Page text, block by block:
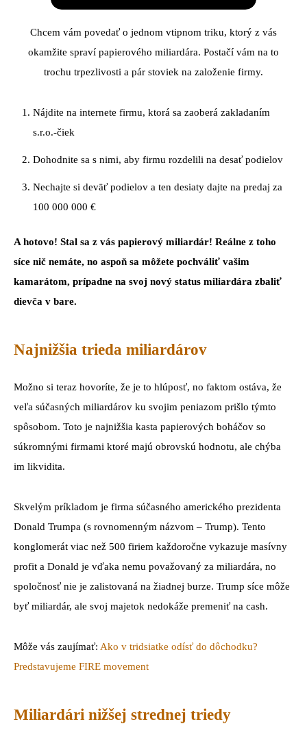
Chcem vám povedať o jednom vtipnom triku, ktorý z vás
okamžite spraví papierového miliardára. Postačí vám na to
trochu trpezlivosti a pár stoviek na založenie firmy.
Nájdite na internete firmu, ktorá sa zaoberá zakladaním
s.r.o.-čiek
Dohodnite sa s nimi, aby firmu rozdelili na desať podielov
Nechajte si deväť podielov a ten desiaty dajte na predaj za
100 000 000 €
A hotovo! Stal sa z vás papierový miliardár! Reálne z toho
síce nič nemáte, no aspoň sa môžete pochváliť vašim
kamarátom, prípadne na svoj nový status miliardára zbaliť
dievča v bare.
Najnižšia trieda miliardárov
Možno si teraz hovoríte, že je to hlúposť, no faktom ostáva, že
veľa súčasných miliardárov ku svojim peniazom prišlo týmto
spôsobom. Toto je najnižšia kasta papierových boháčov so
súkromnými firmami ktoré majú obrovskú hodnotu, ale chýba
im likvidita.
Skvelým príkladom je firma súčasného amerického prezidenta
Donald Trumpa (s rovnomenným názvom – Trump). Tento
konglomerát viac než 500 firiem každoročne vykazuje masívny
profit a Donald je vďaka nemu považovaný za miliardára, no
spoločnosť nie je zalistovaná na žiadnej burze. Trump síce môže
byť miliardár, ale svoj majetok nedokáže premeniť na cash.
Môže vás zaujímať: Ako v tridsiatke odísť do dôchodku?
Predstavujeme FIRE movement
Miliardári nižšej strednej triedy